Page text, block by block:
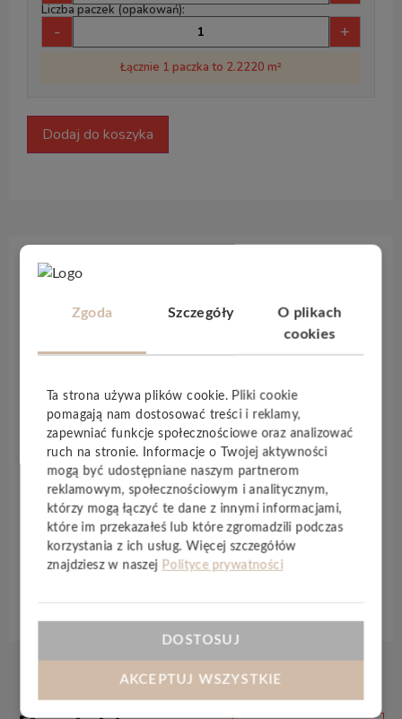
Liczba paczek (opakowań):
- +
Łącznie 1 paczka to 2.2220 m²
Dodaj do koszyka
Specyfikacja techniczna
Weninger Ambianceo grubości
8 mmto kolekcja która zapewnia perfekcyjne,
do Twojego nowoczesnego lub klasycznego
wnętrza, głębię i niezapomnianą atmosferę na wiele
lat. Panele podłogoweAmbiancezapewniają łatwy
montażbezklejowyoraz łatwość w pielęgnacji i
utrzymaniu. Przystosowane doogrzewania
podłogowegopanele Ambiance zapewniają
również odporność na nacisk i zarysowania.
Postaw na wzornictwo .
Zgoda Szczegóły
O plikach
cookies
Ta strona używa plików cookie. Pliki cookie
pomagają nam dostosować treści i reklamy,
zapewniać funkcje społecznościowe oraz analizować
ruch na stronie. Informacje o Twojej aktywności
mogą być udostępniane naszym partnerom
reklamowym, społecznościowym i analitycznym,
którzy mogą łączyć te dane z innymi informacjami,
które im przekazałeś lub które zgromadzili podczas
korzystania z ich usług. Więcej szczegółów
znajdziesz w naszej Polityce prywatności
DOSTOSUJ
AKCEPTUJ WSZYSTKIE